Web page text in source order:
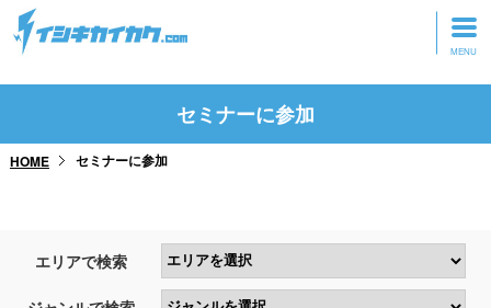
トップページ
研修・ツアーに参加
セミナーに参加
HOME セミナーに参加
エリアで検索